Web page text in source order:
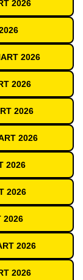
2026
2026
2026
2026
2026
2026
2026
2026
2026
2026